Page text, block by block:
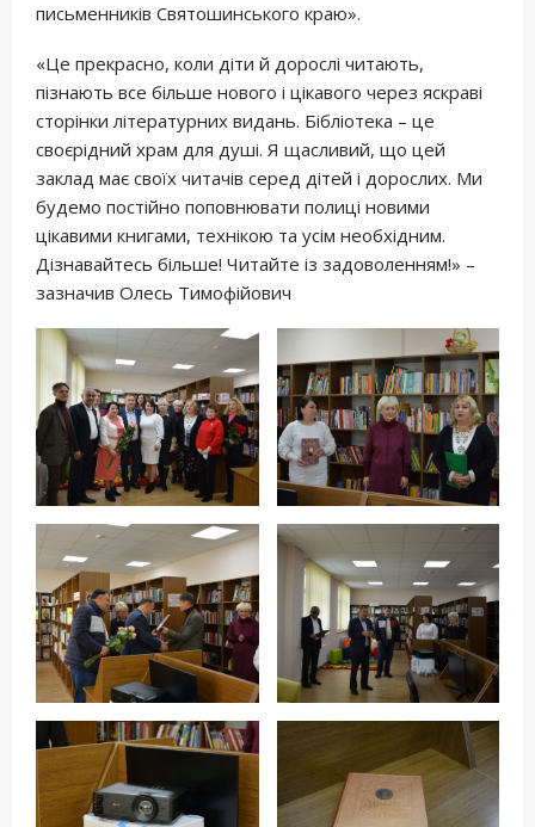
письменників Святошинського краю».
«Це прекрасно, коли діти й дорослі читають,
пізнають все більше нового і цікавого через яскраві
сторінки літературних видань. Бібліотека – це
своєрідний храм для душі. Я щасливий, що цей
заклад має своїх читачів серед дітей і дорослих. Ми
будемо постійно поповнювати полиці новими
цікавими книгами, технікою та усім необхідним.
Дізнавайтесь більше! Читайте із задоволенням!» –
зазначив Олесь Тимофійович